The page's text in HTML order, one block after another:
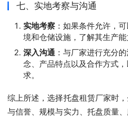
七、实地考察与沟通
实地考察 ：如果条件允许，
境和仓储设施，了解其生产能
深入沟通 ：与厂家进行充分
念、产品特点以及合作方式
求。
综上所述，选择托盘租赁厂家时
与信誉、规模与实力、托盘质量